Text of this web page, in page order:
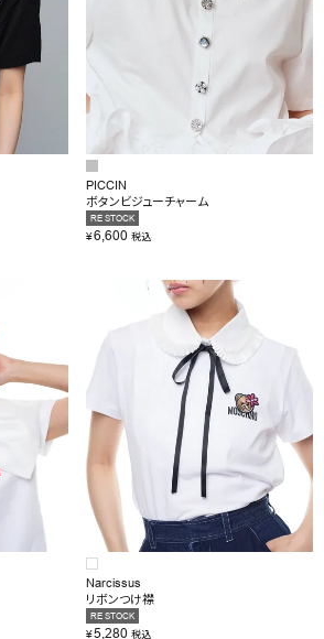
PICCIN
ボタンビジューチャーム
RE STOCK
¥6,600 税込
Narcissus
リボンつけ襟
RE STOCK
¥5,280 税込